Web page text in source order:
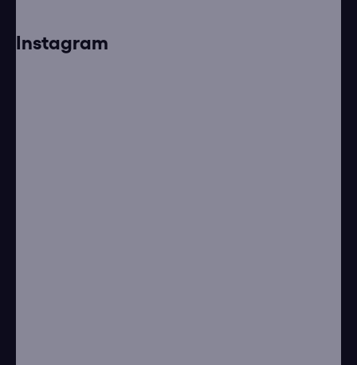
Instagram